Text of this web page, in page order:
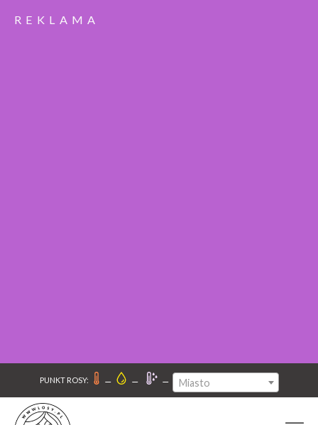
REKLAMA
PUNKT ROSY: – – – Miasto